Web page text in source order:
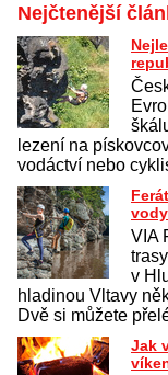
Nejčtenější
lezení na
vodáctví nebo
VIA
v
hladinou Vltavy
Dvě si můžete
Jak